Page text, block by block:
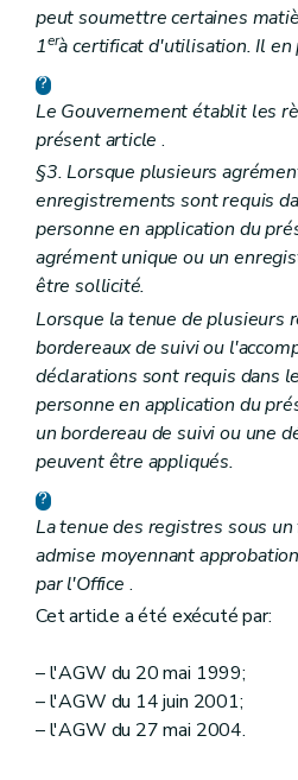
peut soumettre certaines
1erà certificat d'utilisation. Il
Le Gouvernement établit les
présent article .
§3. Lorsque plusieurs
enregistrements sont requis
personne en application du
agrément unique ou un
être sollicité.
Lorsque la tenue de plusieurs
bordereaux de suivi ou
déclarations sont requis dans
personne en application du
un bordereau de suivi ou une
peuvent être appliqués.
La tenue des registres sous
admise moyennant
par l'Office .
Cet article a été exécuté par:
– l'AGW du 20 mai 1999;
– l'AGW du 14 juin 2001;
– l'AGW du 27 mai 2004.